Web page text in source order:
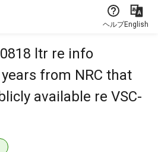
ヘルプEnglish
ltr re info
from NRC that
available re VSC-